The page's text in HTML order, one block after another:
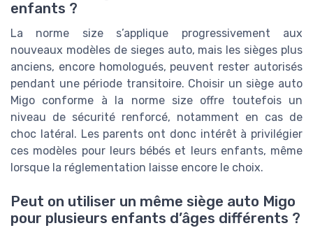
enfants ?
La norme size s’applique progressivement aux
nouveaux modèles de sieges auto, mais les sièges plus
anciens, encore homologués, peuvent rester autorisés
pendant une période transitoire. Choisir un siège auto
Migo conforme à la norme size offre toutefois un
niveau de sécurité renforcé, notamment en cas de
choc latéral. Les parents ont donc intérêt à privilégier
ces modèles pour leurs bébés et leurs enfants, même
lorsque la réglementation laisse encore le choix.
Peut on utiliser un même siège auto Migo
pour plusieurs enfants d’âges différents ?